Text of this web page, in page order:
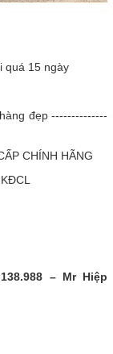
quá 15 ngày
đẹp --------------
CHÍNH HÃNG
– Mr Hiệp